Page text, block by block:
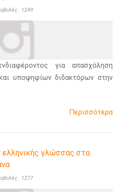
1249
για απασχόληση
υποψηφίων διδακτόρων στην
Περισσότερα
γλώσσας στα
1277